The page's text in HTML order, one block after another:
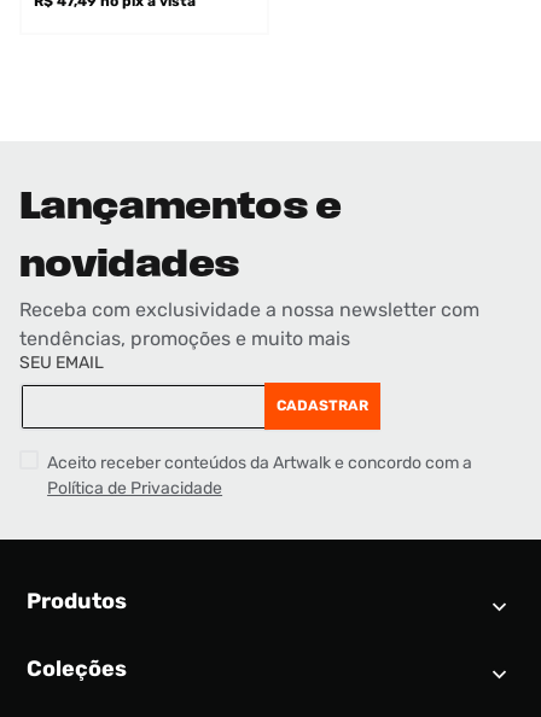
Lançamentos e
novidades
Receba com exclusividade a nossa newsletter com
tendências, promoções e muito mais
SEU EMAIL
CADASTRAR
Aceito receber conteúdos da Artwalk e concordo com a
Política de Privacidade
Produtos
Calendário SNEAKER
Coleções